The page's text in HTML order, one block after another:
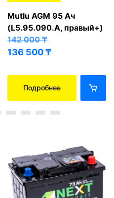
Mutlu AGM 95 Ач
(L5.95.090.A, правый+)
142 000₸
136 500₸
Подробнее